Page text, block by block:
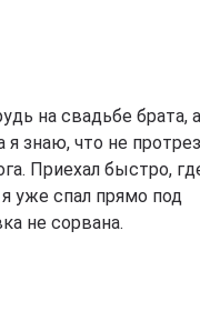
на свадьбе брата,
я знаю, что не
Приехал быстро,
уже спал прямо под
не сорвана.